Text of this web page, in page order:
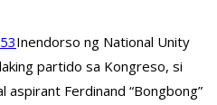
Inendorso ng National Unity
partido sa Kongreso, si
Ferdinand “Bongbong”